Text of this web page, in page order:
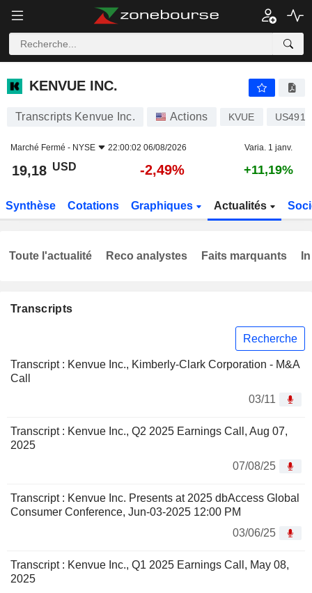
KENVUE INC.
KENVUE INC.
Transcripts Kenvue Inc. Actions KVUE
Marché Fermé - NYSE 22:00:02 06/08/2026 Varia. 1 janv.
19,18 USD -2,49% +11,19%
Synthèse Cotations Graphiques Actualités
Transcripts
Recherche
Transcript : Kenvue Inc., Kimberly-Clark Corporation - M&A
Call
03/11
Transcript : Kenvue Inc., Q2 2025 Earnings Call, Aug 07,
2025
07/08/25
Transcript : Kenvue Inc. Presents at 2025 dbAccess Global
Consumer Conference, Jun-03-2025 12:00 PM
03/06/25
Transcript : Kenvue Inc., Q1 2025 Earnings Call, May 08,
2025
Toute l'actualité Reco analystes Faits marquants